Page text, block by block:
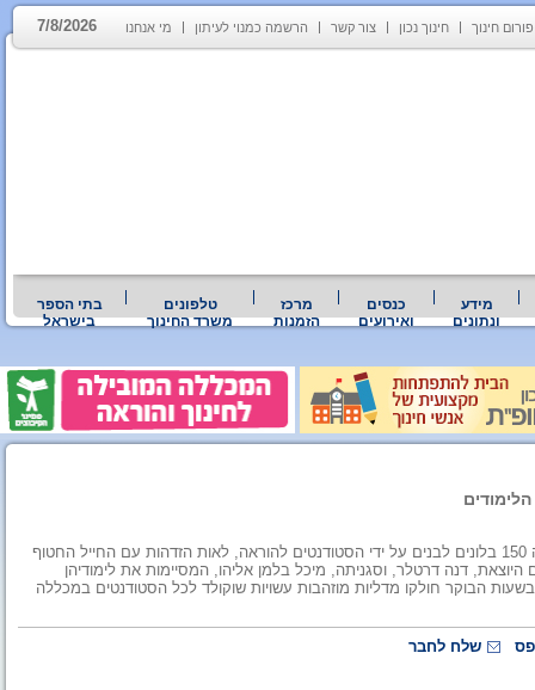
פורום חינוך חינוך נכון צור קשר הרשמה כמנוי לעיתון מי אנחנו 7/8/2026
מידע
ונתונים
כנסים
ואירועים
מרכז
הזמנות
טלפונים
משרד החינוך
בתי הספר
בישראל
היום, יום ב', בשעות הצהריים הופרחו ממדשאת מכללת גורדון בחיפה 150 בלונים לבנים על ידי הסטודנטים להוראה, לאות הזדהות עם החייל החטוף
דנה דרטלר, וסגניתה, מיכל בלמן אליהו, המסיימות את לימודיהן
הבוקר חולקו מדליות מוזהבות עשויות שוקולד לכל הסטודנטים במכללה
שלח לחבר